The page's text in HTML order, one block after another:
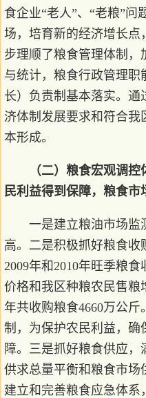
食企业“老人”、“老粮”
场，培育新的经济增长点
步理顺了粮食管理体制
与统计，粮食行政管理职
长）负责制基本落实。
济体制发展要求和符合
本形成。
（二）粮食宏观调
民利益得到保障，粮食市
一是建立粮油市场监
高。二是积极抓好粮食收
2009年和2010年旺季粮
价格和我区种粮农民售粮
年共收购粮食4660万公
制，为保护农民利益，确
障。三是抓好粮食供应
供求总量平衡和粮食市场
建立和完善粮食应急体